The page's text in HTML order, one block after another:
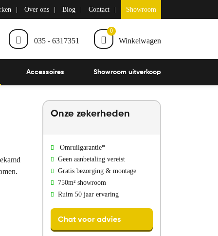
Over ons Blog Contact Showroom
035 - 6317351
0
Winkelwagen
Accessoires Showroom uitverkoop
Onze zekerheden
Omruilgarantie*
Geen aanbetaling vereist
Gratis bezorging & montage
750m² showroom
Ruim 50 jaar ervaring
Chat voor advies